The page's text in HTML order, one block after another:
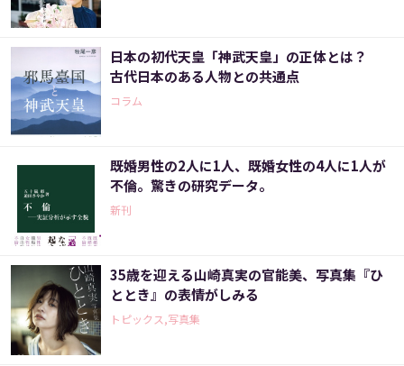
日本の初代天皇「神武天皇」の正体とは？
古代日本のある人物との共通点
コラム
既婚男性の2人に1人、既婚女性の4人に1人が
不倫。驚きの研究データ。
新刊
35歳を迎える山崎真実の官能美、写真集『ひ
ととき』の表情がしみる
トピックス,写真集